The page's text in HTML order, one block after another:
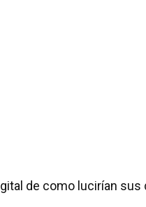
de como lucirían